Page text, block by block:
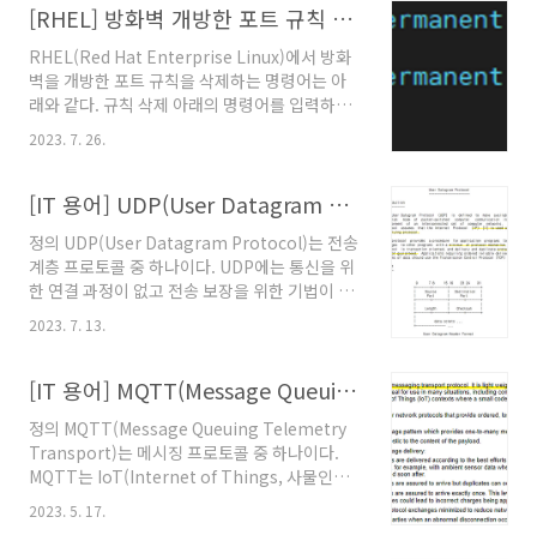
Shell", 정보통신기술용어해설, 2022년 7월 20
일. @원문보기
[RHEL] 방화벽 개방한 포트 규칙 삭제 명령어
RHEL(Red Hat Enterprise Linux)에서 방화
벽을 개방한 포트 규칙을 삭제하는 명령어는 아
래와 같다. 규칙 삭제 아래의 명령어를 입력하여
방화벽 규칙을 삭제한다. firewall-cmd --
permanent --zone=public --remove-
명령어를 입력하여 변경한 방화벽 규칙을 적용한
다. firewall-cmd --reload 참고문서 "5.6.6.
Controlling Ports using CLI", 레드햇 고객
포털. @원문보기 "RHEL/CentOS 에서 방화벽
(firewall) 설정하기", lesstif. @원문보기
2023. 7. 26.
[IT 용어] UDP(User Datagram Protocol)
정의 UDP(User Datagram Protocol)는 전송
계층 프로토콜 중 하나이다. UDP에는 통신을 위
한 연결 과정이 없고 전송 보장을 위한 기법이 최
소화 되어 있다. 참고문서 "User Datagram
Protocol", RFC 768, 1980년 8월 28일. @원
User Datagram Protocol, UDP", 정보통신
용어사전, 한국정보통신기술협회(TTA). @원문
보기 "UDP, User Datagram Protocol", 정보
통신기술용어해설, 2020년 6월 23일. @원문보
기 "What is the User Datagram Protocol
(UDP/IP)?", 클라우드플레어. @원문보기
2023. 7. 13.
[IT 용어] MQTT(Message Queuing Telemetry Transport)
정의 MQTT(Message Queuing Telemetry
Transport)는 메시징 프로토콜 중 하나이다.
MQTT는 IoT(Internet of Things, 사물인터
넷)와 같은 한정된 컴퓨팅 자원(적은 배터리, 좁
은 대역폭 등)에서 구동하기 용이하도록 경량화
2023. 5. 17.